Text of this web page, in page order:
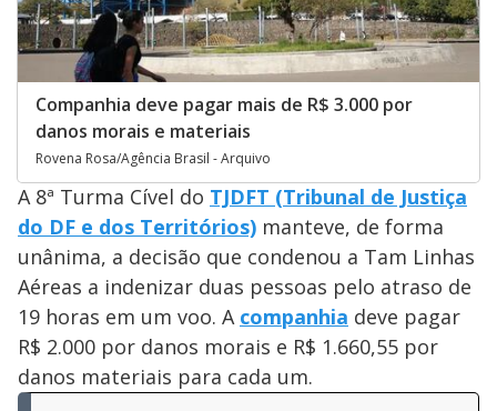
Companhia deve pagar mais de R$ 3.000 por
danos morais e materiais
Rovena Rosa/Agência Brasil - Arquivo
A 8ª Turma Cível do TJDFT (Tribunal de Justiça
do DF e dos Territórios) manteve, de forma
unânima, a decisão que condenou a Tam Linhas
Aéreas a indenizar duas pessoas pelo atraso de
19 horas em um voo. A companhia deve pagar
R$ 2.000 por danos morais e R$ 1.660,55 por
danos materiais para cada um.